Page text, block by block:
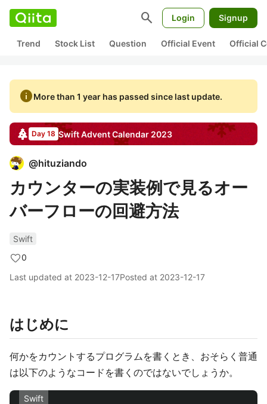
search Login Signup
Trend Stock List Question Official Event Official
infoMore than 1 year has passed since last update.
Day 18 SwiftAdvent Calendar 2023
@hituziando
カウンターの実装例で見るオー
バーフローの回避方法
Swift
0
Last updated at 2023-12-17Posted at 2023-12-17
はじめに
何かをカウントするプログラムを書くとき、おそらく普通
は以下のようなコードを書くのではないでしょうか。
Swift